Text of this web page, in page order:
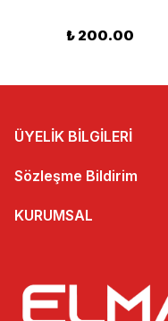
₺ 200.00
ÜYELİK BİLGİLERİ
Sözleşme Bildirim
KURUMSAL